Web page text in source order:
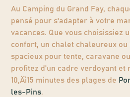
Au Camping du Grand Fay,
pensé pour s'adapter à votre
vacances. Que vous choisissiez
confort, un chalet chaleureux
spacieux pour tente, caravane
profitez d'un cadre verdoyant et
10‚Äì15 minutes des plages de
les-Pins.